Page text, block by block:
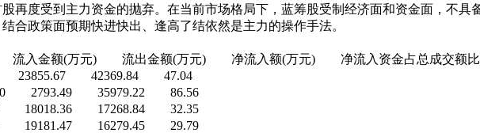
度受到主力资金的抛弃。在当前市场格局下，蓝筹股受制经济面和资金面，不具
合政策面预期快进快出、逢高了结依然是主力的操作手法。
额(万元) 流出金额(万元) 净流入额(万元) 净流入资金占总成交额比
42369.84 47.04
2793.49 35979.22 86.56
17268.84 32.35
16279.45 29.79